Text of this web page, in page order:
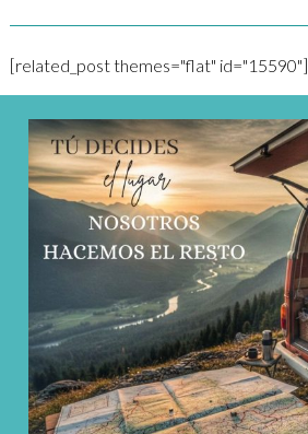
[related_post themes="flat" id="15590"]